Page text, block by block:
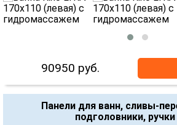
90950 руб.
Панели для ванн, сливы-
подголовники, ручки